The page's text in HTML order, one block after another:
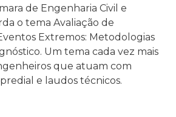
de Engenharia Civil e
o tema Avaliação de
Extremos: Metodologias
Um tema cada vez mais
que atuam com
e laudos técnicos.